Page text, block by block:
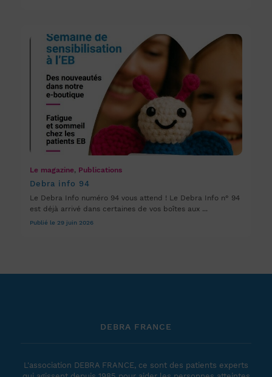
Le magazine, Publications
Debra info 94
Le Debra Info numéro 94 vous attend ! Le Debra Info n° 94
est déjà arrivé dans certaines de vos boîtes aux ...
Publié le 29 juin 2026
DEBRA FRANCE
L'association DEBRA FRANCE, ce sont des patients experts